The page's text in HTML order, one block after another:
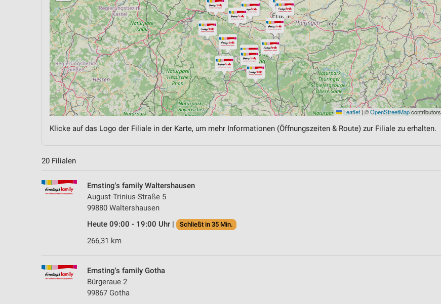
Leaflet | ©OpenStreetMapcontributors
Klicke auf das Logo der Filiale in der Karte, um mehr Informationen (Öffnungszeiten & Route) zur Filiale zu erhalten.
20 Filialen
Ernsting's family Waltershausen
August-Trinius-Straße 5
99880 Waltershausen
Heute 09:00 - 19:00 Uhr |
Schließt in 35 Min.
266,31 km
Ernsting's family Gotha
Bürgeraue 2
99867 Gotha